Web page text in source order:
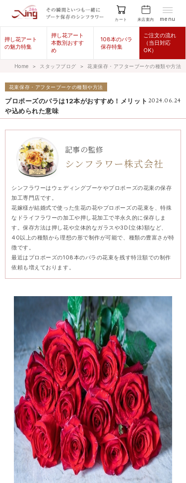
カート 来店案内 menu
押し花アート
の魅力特集
押し花アート
本数別おすす
め
108本のバラ
保存特集
ご注文の流れ
（当日対応
OK）
Home ＞ スタッフブログ ＞ 花束保存・アフターブーケの種類や方法
花束保存・アフターブーケの種類や方法
2024.06.24
プロポーズのバラは12本がおすすめ！メリット
や込められた意味
記事の監修
シンフラワー株式会社
シンフラワーはウェディングブーケやプロポーズの花束の保存
加工専門店です。
花嫁様が結婚式で使った生花の花やプロポーズの花束を、特殊
なドライフラワーの加工や押し花加工で半永久的に保存しま
す。保存方法は押し花や立体的なガラスや3D(立体)額など、
40以上の種類から理想の形で制作が可能で、種類の豊富さが特
徴です。
最近はプロポーズの108本のバラの花束を残す特注額での制作
依頼も増えております。